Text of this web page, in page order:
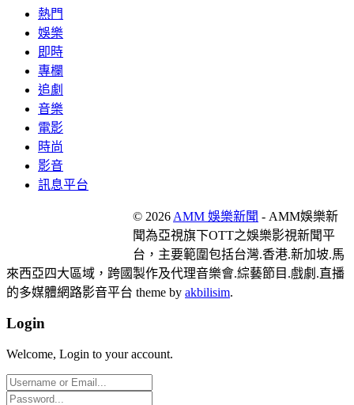
熱門
娛樂
即時
專欄
追劇
音樂
電影
時尚
影音
訊息平台
© 2026 AMM 娛樂新聞 - AMM娛樂新
聞為亞視旗下OTT之娛樂影視新聞平
台，主要範圍包括台灣.香港.新加坡.馬
來西亞四大區域，跨國製作及代理音樂會.綜藝節目.戲劇.直播
的多媒體網路影音平台 theme by akbilisim.
Login
Welcome, Login to your account.